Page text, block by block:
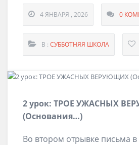
4 ЯНВАРЯ , 2026 0
В : СУББОТНЯЯ ШКОЛА
2урок: ТРОЕ УЖАСНЫХ
(Основания…)
Во втором отрывке письма